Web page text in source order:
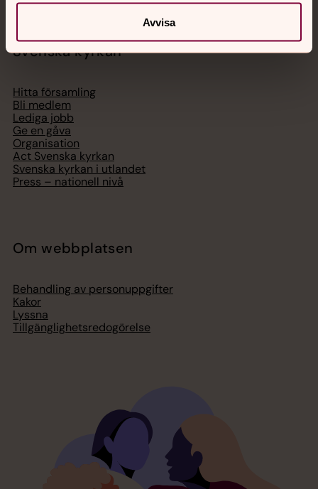
Avvisa
Svenska kyrkan
Hitta församling
Bli medlem
Lediga jobb
Ge en gåva
Organisation
Act Svenska kyrkan
Svenska kyrkan i utlandet
Press – nationell nivå
Om webbplatsen
Behandling av personuppgifter
Kakor
Lyssna
Tillgänglighetsredogörelse